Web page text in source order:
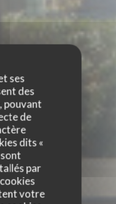
ses
des
pouvant
de
dits «
par
votre